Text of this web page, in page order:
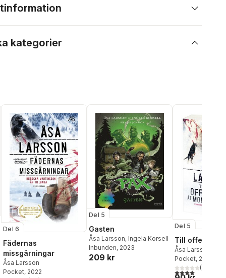
kategorier
Del 6
Fädernas
missgärningar
Åsa Larsson
Pocket, 2022
Del 5
Gasten
Åsa Larsson, Ingela Korsell
Inbunden, 2023
209 kr
Del 5
Till offer åt
Åsa Larsson
Pocket, 2013
4,1utav 5(